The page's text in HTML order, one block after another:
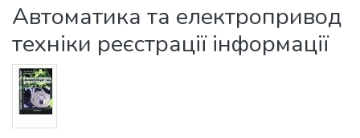
Автоматика та електропривод
техніки реєстрації інформації